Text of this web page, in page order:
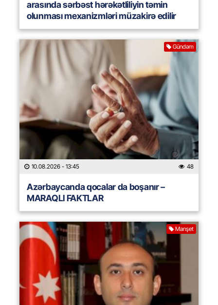
arasında sərbəst hərəkətliliyin təmin
olunması mexanizmləri müzakirə edilir
Gündəm
10.08.2026 - 13:45 48
Azərbaycanda qocalar da boşanır –
MARAQLI FAKTLAR
Manşet